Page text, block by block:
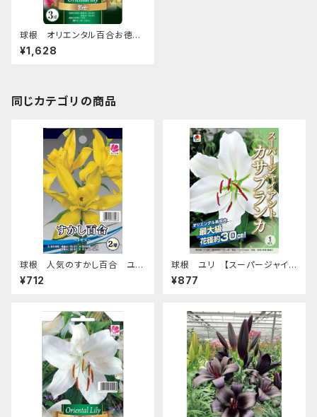
球根 オリエンタル百合お徳
用 ユリ【混合】ya [サイズ: 3球
入り]
¥1,628
同じカテゴリの商品
球根 人気のすかし百合 ユリ
【トモス】ya [サイズ: 2球入り]
¥712
球根 ユリ 【スーパージャイア
ント カサブランカ】tk [サイズ: 1
球入り]
¥877